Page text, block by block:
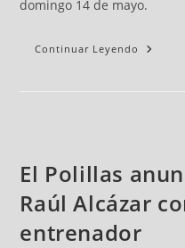
domingo 14 de mayo.
Continuar Leyendo
El Polillas
Raúl Alcázar
entrenador